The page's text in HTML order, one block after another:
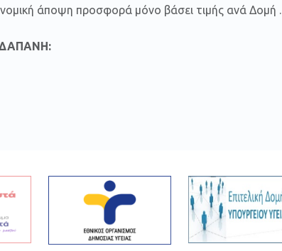
άποψη προσφορά μόνο βάσει τιμής ανά Δομή .